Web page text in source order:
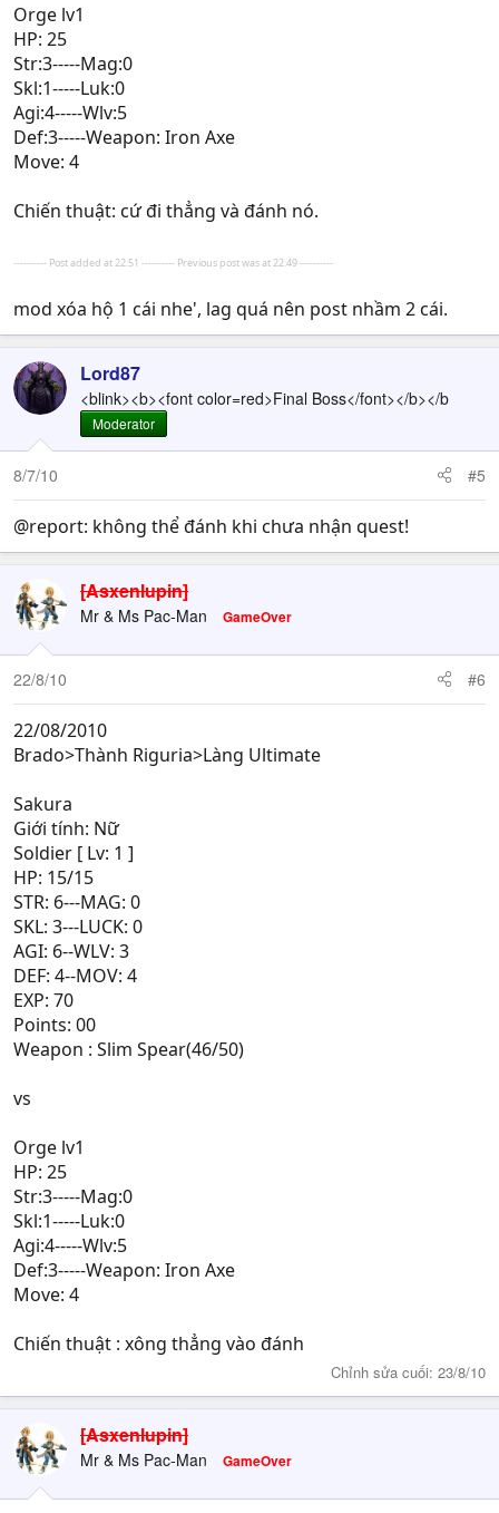
Orge lv1
HP: 25
Str:3-----Mag:0
Skl:1-----Luk:0
Agi:4-----Wlv:5
Def:3-----Weapon: Iron Axe
Move: 4
Chiến thuật: cứ đi thẳng và đánh nó.
---------- Post added at 22:51 ---------- Previous post was at 22:49 ----------
mod xóa hộ 1 cái nhe', lag quá nên post nhầm 2 cái.
Lord87
<blink><b><font color=red>Final Boss</font></b></b
Moderator
8/7/10 #5
@report: không thể đánh khi chưa nhận quest!
[Asxenlupin]
Mr & Ms Pac-Man GameOver
22/8/10 #6
22/08/2010
Brado>Thành Riguria>Làng Ultimate
Sakura
Giới tính: Nữ
Soldier [ Lv: 1 ]
HP: 15/15
STR: 6---MAG: 0
SKL: 3---LUCK: 0
AGI: 6--WLV: 3
DEF: 4--MOV: 4
EXP: 70
Points: 00
Weapon : Slim Spear(46/50)
vs
Orge lv1
HP: 25
Str:3-----Mag:0
Skl:1-----Luk:0
Agi:4-----Wlv:5
Def:3-----Weapon: Iron Axe
Move: 4
Chiến thuật : xông thẳng vào đánh
Chỉnh sửa cuối: 23/8/10
[Asxenlupin]
Mr & Ms Pac-Man GameOver